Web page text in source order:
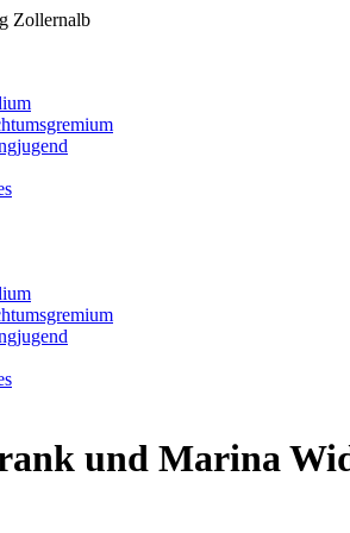
Zollernalb
und Marina